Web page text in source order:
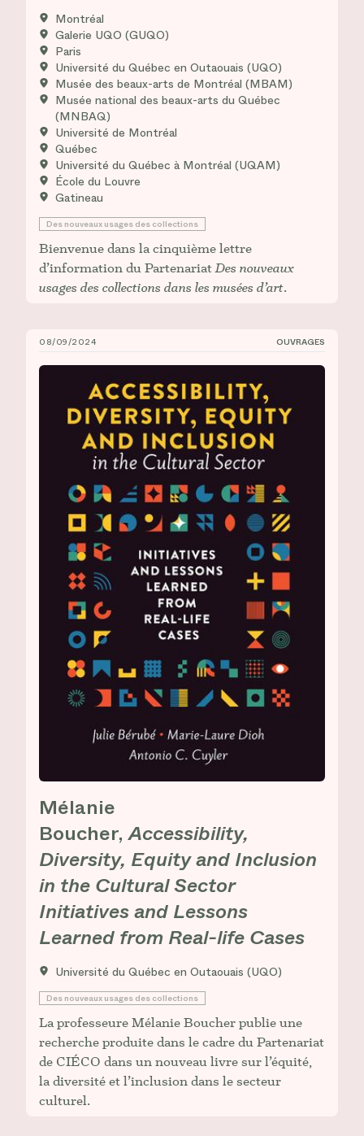
Montréal
Galerie UQO (GUQO)
Paris
Université du Québec en Outaouais (UQO)
Musée des beaux-arts de Montréal (MBAM)
Musée national des beaux-arts du Québec
(MNBAQ)
Université de Montréal
Québec
Université du Québec à Montréal (UQAM)
École du Louvre
Gatineau
Des nouveaux usages des collections
Bienvenue dans la cinquième lettre
d’information du PartenariatDes nouveaux
usages des collections dans les musées d’art.
Mélanie Boucher,&nbsp;_Accessibility, Diversity,
08/09/2024 OUVRAGES
Mélanie
Boucher,Accessibility,
Diversity, Equity and Inclusion
in the Cultural Sector
Initiatives and Lessons
Learned from Real-life Cases
Université du Québec en Outaouais (UQO)
Des nouveaux usages des collections
La professeure Mélanie Boucher publie une
recherche produite dans le cadre du Partenariat
de CIÉCO dans un nouveau livre sur l’équité,
la diversité et l’inclusion dans le secteur
culturel.